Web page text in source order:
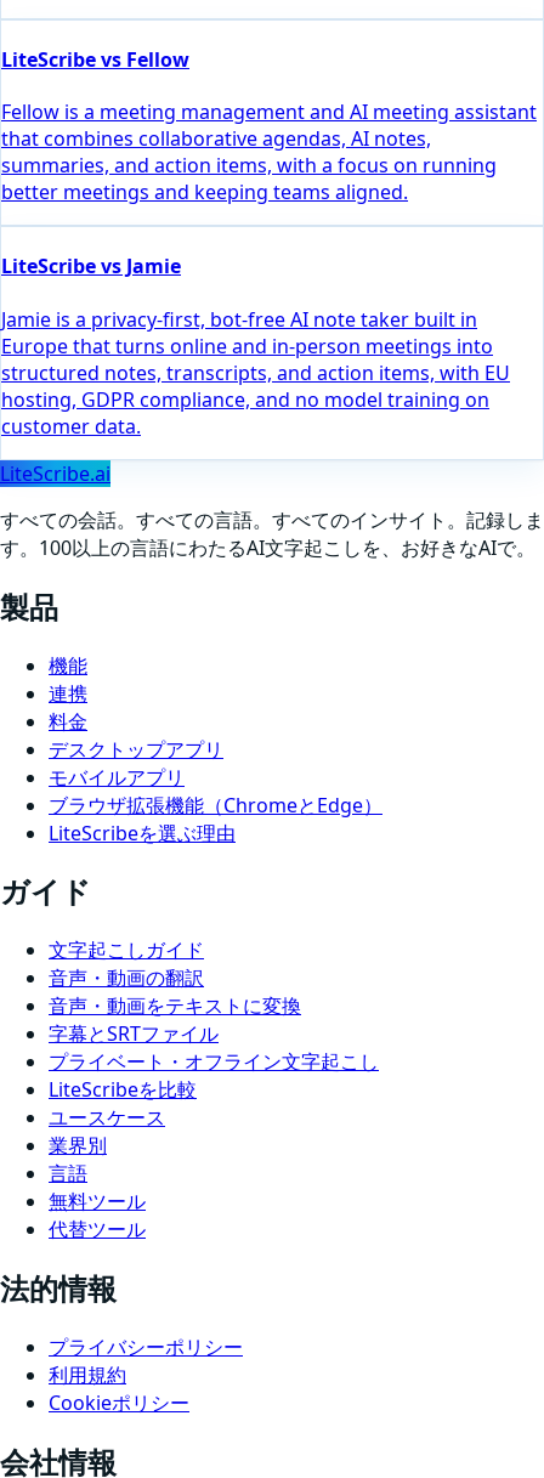
LiteScribe vs Fellow
Fellow is a meeting management and AI meeting assistant
that combines collaborative agendas, AI notes,
summaries, and action items, with a focus on running
better meetings and keeping teams aligned.
LiteScribe vs Jamie
Jamie is a privacy-first, bot-free AI note taker built in
Europe that turns online and in-person meetings into
structured notes, transcripts, and action items, with EU
hosting, GDPR compliance, and no model training on
customer data.
LiteScribe.ai
すべての会話。すべての言語。すべてのインサイト。記録しま
す。100以上の言語にわたるAI文字起こしを、お好きなAIで。
製品
機能
連携
料金
デスクトップアプリ
モバイルアプリ
ブラウザ拡張機能（ChromeとEdge）
LiteScribeを選ぶ理由
ガイド
文字起こしガイド
音声・動画の翻訳
音声・動画をテキストに変換
字幕とSRTファイル
プライベート・オフライン文字起こし
LiteScribeを比較
ユースケース
業界別
言語
無料ツール
代替ツール
法的情報
プライバシーポリシー
利用規約
Cookieポリシー
会社情報